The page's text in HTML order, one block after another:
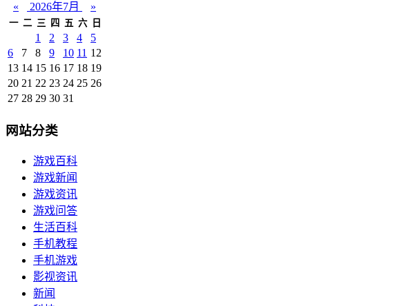
« 2026年7月 »
一 二 三 四 五 六 日
1 2 3 4
5
6
7 8 9 10 11 12
13 14 15 16 17 18 19
20 21 22 23 24 25 26
27 28 29 30 31
网站分类
游戏百科
游戏新闻
游戏资讯
游戏问答
生活百科
手机教程
手机游戏
影视资讯
新闻